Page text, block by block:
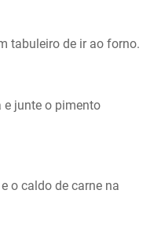
tabuleiro de ir ao forno.
e junte o pimento
o caldo de carne na